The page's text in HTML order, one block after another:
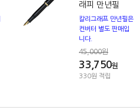
래피 만년필
칼리그래프 만년필은
컨버터 별도 판매입
니다.
45,000원
33,750원
330원 적립